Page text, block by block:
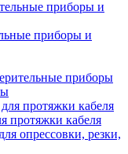
приборы и
приборы
протяжки кабеля